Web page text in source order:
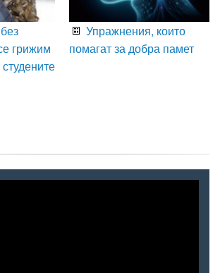
грижим
Упражнения, които
помагат за добра памет